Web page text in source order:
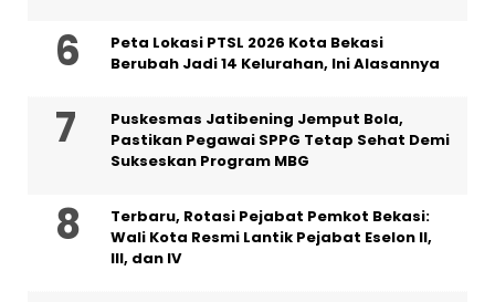
Peta Lokasi PTSL 2026 Kota Bekasi
Berubah Jadi 14 Kelurahan, Ini Alasannya
Puskesmas Jatibening Jemput Bola,
Pastikan Pegawai SPPG Tetap Sehat Demi
Sukseskan Program MBG
‎Terbaru, Rotasi Pejabat Pemkot Bekasi:
Wali Kota Resmi Lantik Pejabat Eselon II,
III, dan IV ‎